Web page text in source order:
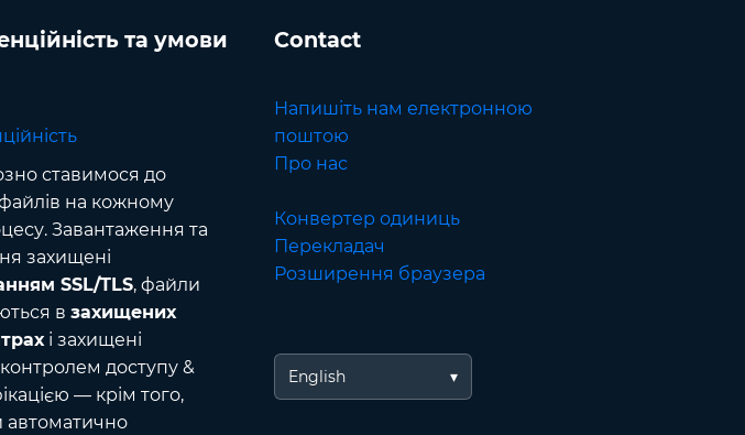
та умови
ставимося до
на кожному
Завантаження та
захищені
SSL/TLS, файли
в захищених
і захищені
доступу &
— крім того,
автоматично
Contact
Напишіть нам електронною
поштою
Про нас
Конвертер одиниць
Перекладач
Розширення браузера
English